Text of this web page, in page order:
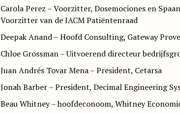
Carola Perez – Voorzitter, Dosemociones en
Voorzitter van de IACM Patiëntenraad
Deepak Anand – Hoofd Consulting, Gateway
Chloe Grossman – Uitvoerend directeur
Juan Andrés Tovar Mena – President, Cetarsa
Jonah Barber – President, Decimal Engineering
Beau Whitney – hoofdeconoom, Whitney